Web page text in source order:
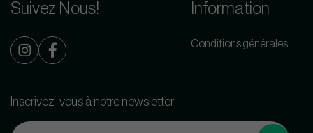
Suivez Nous! Information
Conditions générales
Inscrivez-vous à notre newsletter